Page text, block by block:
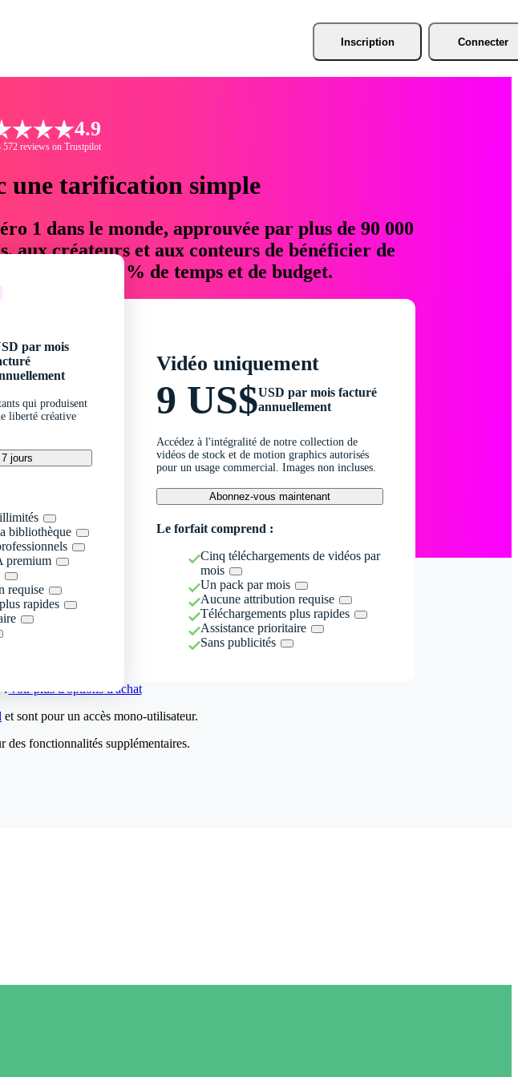
Inscription Connecter
4.9
572 reviews on Trustpilot
une tarification simple
1 dans le monde, approuvée par plus de 90 000
aux créateurs et aux conteurs de bénéficier de
jusqu'à 76 % de temps et de budget.
par mois
qui produisent
liberté créative
jours
bibliothèque
premium
requise
rapides
Vidéo uniquement
9 US$USD par mois facturé
annuellement
Accédez à l'intégralité de notre collection de
vidéos de stock et de motion graphics autorisés
pour un usage commercial. Images non incluses.
Abonnez-vous maintenant
Le forfait comprend :
Cinq téléchargements de vidéos par
mois
Un pack par mois
Aucune attribution requise
Téléchargements plus rapides
Assistance prioritaire
Sans publicités
?Voir plus d'options d'achat
et sont pour un accès mono-utilisateur.
des fonctionnalités supplémentaires.